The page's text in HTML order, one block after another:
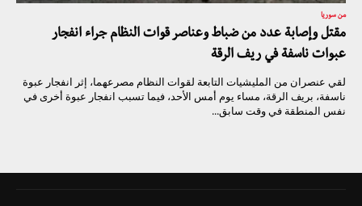
من سوريا
مقتل وإصابة عدد من ضباط وعناصر قوات النظام جراء انفجار
عبوات ناسفة في ريف الرقة
لقي عنصران من المليشيات التابعة لقوات النظام مصرعهما، إثر انفجار عبوة
ناسفة، بريف الرقة، مساء يوم أمس الأحد، فيما تسبب انفجار عبوة أخرى في
نفس المنطقة في وقت سابق...